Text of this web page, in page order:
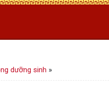
dưỡng sinh »